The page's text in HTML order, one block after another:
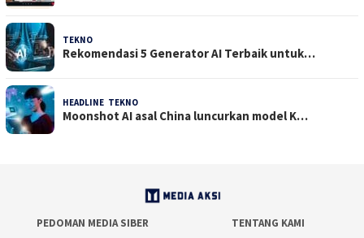
TEKNO
Rekomendasi 5 Generator AI Terbaik untuk…
HEADLINE TEKNO
Moonshot AI asal China luncurkan model K…
PEDOMAN MEDIA SIBER TENTANG KAMI